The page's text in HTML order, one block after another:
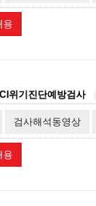
용
위기진단예방검사
검사해석동영상
용